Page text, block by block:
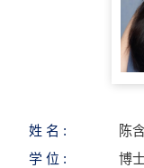
姓 名 :
陈
学 位 :
博